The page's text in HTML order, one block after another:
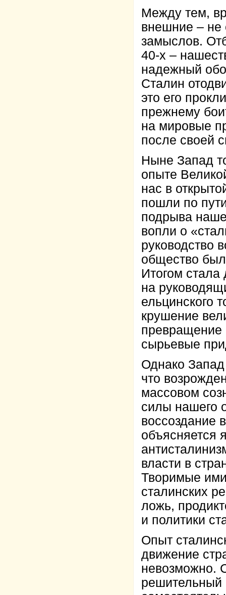
Между тем,
внешние – не
замыслов.
40-х –
надежный
Сталин
это его
прежнему
на мировые
после своей
Ныне Запад
опыте
нас в
пошли по
подрыва
вопли о
руководство
общество был
Итогом
на
ельцинского
крушение
превращение
сырьевые
Однако
что
массовом
силы нашего
воссоздание
объясняется
власти в
Творимые
сталинских
ложь,
и политики
Опыт
движение
невозможно.
решительный